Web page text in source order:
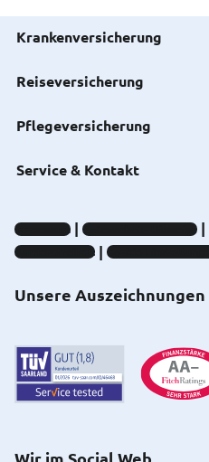
Krankenversicherung
Reiseversicherung
Pflegeversicherung
Service & Kontakt
Unsere Auszeichnungen
Impressum Datenschutz-Hinweise
Barrierefreiheit
Cookie-
Wir im Social Web